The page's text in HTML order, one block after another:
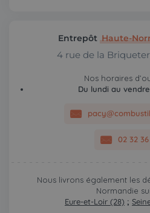
Entrepôt Haute-
4 rue de la
Nos horaires
Du lundi au
02 32
Nous livrons également les
Normandie
Eure-et-Loir (28) ;